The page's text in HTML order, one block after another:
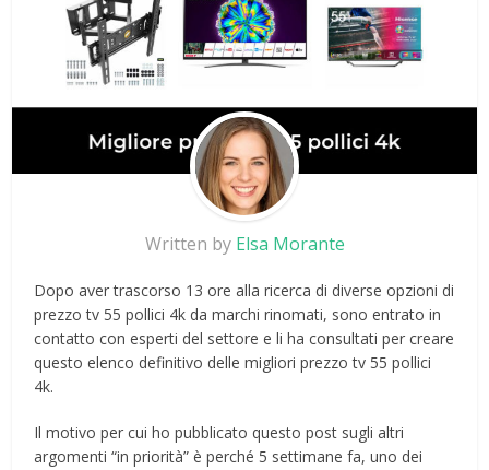
Written by Elsa Morante
Dopo aver trascorso 13 ore alla ricerca di diverse opzioni di
prezzo tv 55 pollici 4k da marchi rinomati, sono entrato in
contatto con esperti del settore e li ha consultati per creare
questo elenco definitivo delle migliori prezzo tv 55 pollici
4k.
Il motivo per cui ho pubblicato questo post sugli altri
argomenti “in priorità” è perché 5 settimane fa, uno dei